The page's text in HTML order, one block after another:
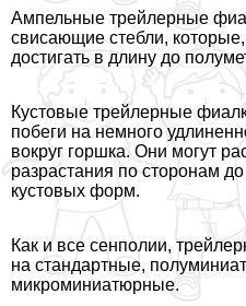
Ампельные трейлерные
свисающие стeбли,
достигать в длину до
Кустовые трейлерные
побеги на немного
вокруг горшка. Они могут
разрастания по сторонам
кустовых форм.
Как и все сенполии,
на стандартные,
микроминиатюрные.